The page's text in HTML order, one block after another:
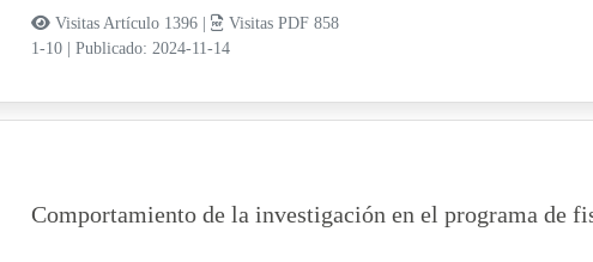
Visitas Artículo 1396 |
Visitas PDF 858
1-10
Publicado: 2024-11-14
Comportamiento de la investigación en el programa de